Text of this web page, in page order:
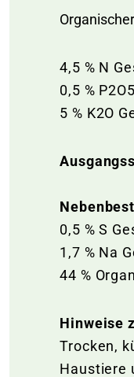
4,5 % N
0,5 %
5 % K2O
0,5 % S
1,7 % Na
44 %
Hinweise
Trocken,
Haustiere